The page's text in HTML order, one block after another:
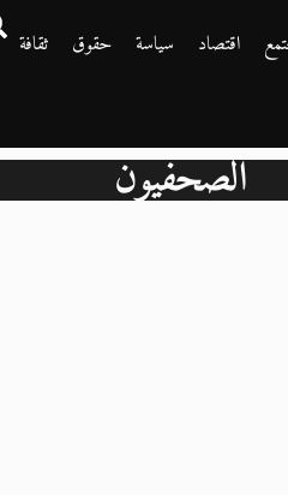
اقتصاد سياسة حقوق
ثقافة
الصحفيون